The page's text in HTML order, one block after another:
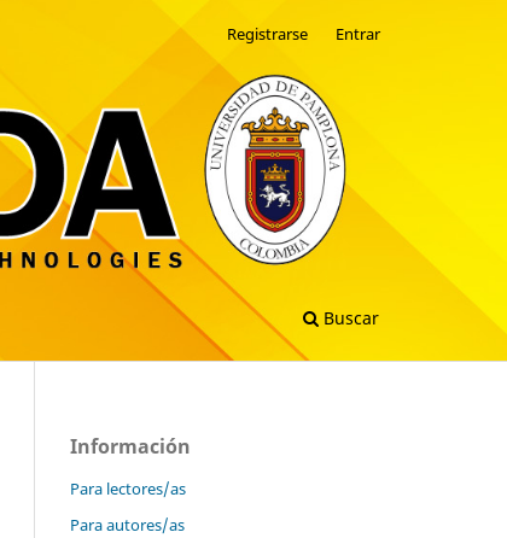
Buscar
Registrarse Entrar
Información
Para lectores/as
Para autores/as